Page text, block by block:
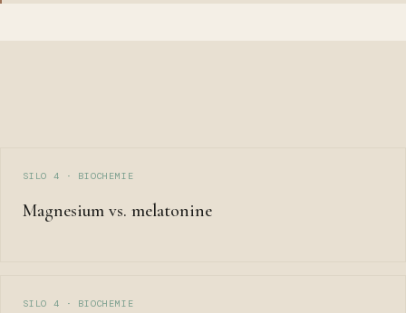
SILO 4 · BIOCHEMIE
Magnesium vs. melatonine
SILO 4 · BIOCHEMIE